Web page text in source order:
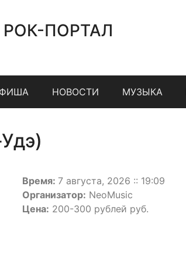
ПОРТАЛ
НОВОСТИ МУЗЫКА
Время: 7 августа, 2026 :: 19:09
Организатор: NeoMusic
Цена: 200-300 рублей руб.